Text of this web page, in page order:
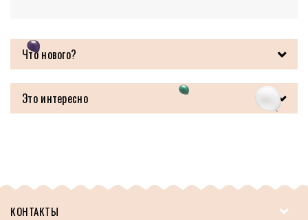
Что нового?
Это интересно
КОНТАКТЫ